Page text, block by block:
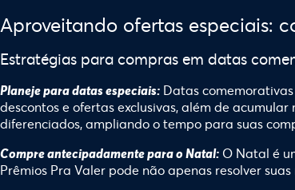
Aproveitando ofertas especiais:
Estratégias para compras em datas
Planeje para datas especiais: Datas
descontos e ofertas exclusivas, além de
diferenciados, ampliando o tempo para suas
Compre antecipadamente para o Natal: O Natal é
Prêmios Pra Valer pode não apenas resolver